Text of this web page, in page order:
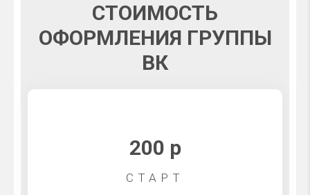
СТОИМОСТЬ
ОФОРМЛЕНИЯ ГРУППЫ
ВК
200 р
СТАРТ